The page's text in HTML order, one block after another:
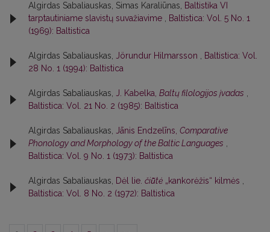
Algirdas Sabaliauskas, Simas Karaliūnas, Baltistika VI
tarptautiniame slavistų suvažiavime , Baltistica: Vol. 5 No. 1
(1969): Baltistica
Algirdas Sabaliauskas, Jörundur Hilmarsson , Baltistica: Vol.
28 No. 1 (1994): Baltistica
Algirdas Sabaliauskas, J. Kabelka, Baltų filologijos įvadas ,
Baltistica: Vol. 21 No. 2 (1985): Baltistica
Algirdas Sabaliauskas, Jānis Endzelīns, Comparative
Phonology and Morphology of the Baltic Languages ,
Baltistica: Vol. 9 No. 1 (1973): Baltistica
Algirdas Sabaliauskas, Dėl lie. čiū̃tė „kankorėžis“ kilmės ,
Baltistica: Vol. 8 No. 2 (1972): Baltistica